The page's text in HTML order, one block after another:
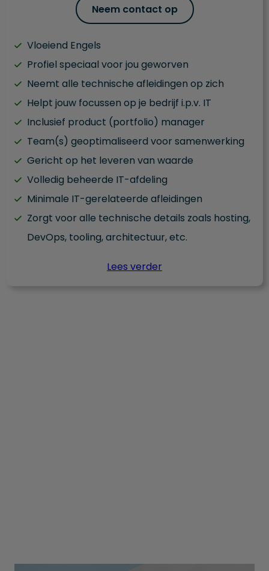
Neem contact op
Vloeiend Engels
Profiel speciaal voor jou geworven
Neemt alle technische afleidingen op zich
Helpt jouw focussen op je bedrijf i.p.v. IT
Inclusief product (portfolio) manager
Team(s) geoptimaliseerd voor samenwerking
Gericht op het leveren van waarde
Volledig beheerde IT-afdeling
Minimale IT-gerelateerde afleidingen
Zorgt voor alle technische details zoals hosting,
DevOps, tooling, architectuur, etc.
Lees verder